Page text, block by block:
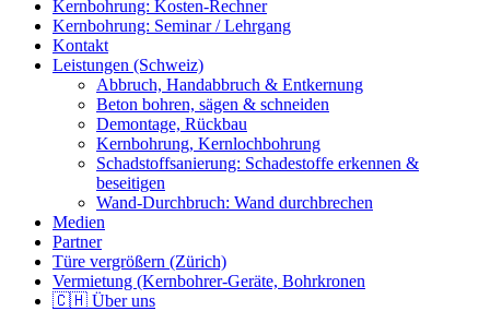
Kernbohrung: Kosten-Rechner
Kernbohrung: Seminar / Lehrgang
Kontakt
Leistungen (Schweiz)
Abbruch, Handabbruch & Entkernung
Beton bohren, sägen & schneiden
Demontage, Rückbau
Kernbohrung, Kernlochbohrung
Schadstoffsanierung: Schadestoffe erkennen &
beseitigen
Wand-Durchbruch: Wand durchbrechen
Medien
Partner
Türe vergrößern (Zürich)
Vermietung (Kernbohrer-Geräte, Bohrkronen
🇨🇭 Über uns